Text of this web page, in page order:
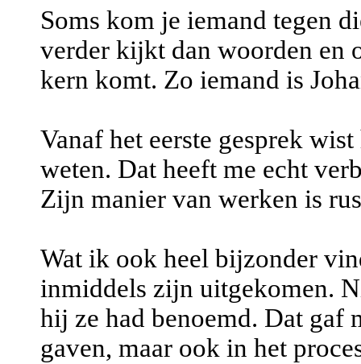
Soms kom je iemand tegen
verder kijkt dan woorden en
kern komt. Zo iemand is
Vanaf het eerste gesprek
weten. Dat heeft me echt
Zijn manier van werken is
Wat ik ook heel bijzonder
inmiddels zijn uitgekomen.
hij ze had benoemd. Dat gaf
gaven, maar ook in het